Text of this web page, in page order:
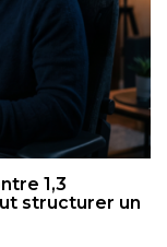
1,3
structurer un